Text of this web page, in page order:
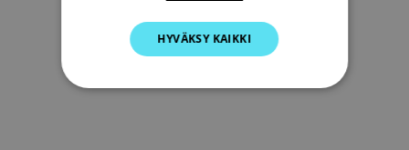
DUTCH
HYVÄKSY KAIKKI